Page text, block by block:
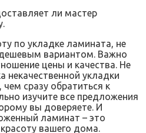
ли мастер
по укладке ламината, не
вариантом. Важно
цены и качества. Не
некачественной укладки
сразу обратиться к
изучите все предложения
вы доверяете. И
ламинат – это
вашего дома.